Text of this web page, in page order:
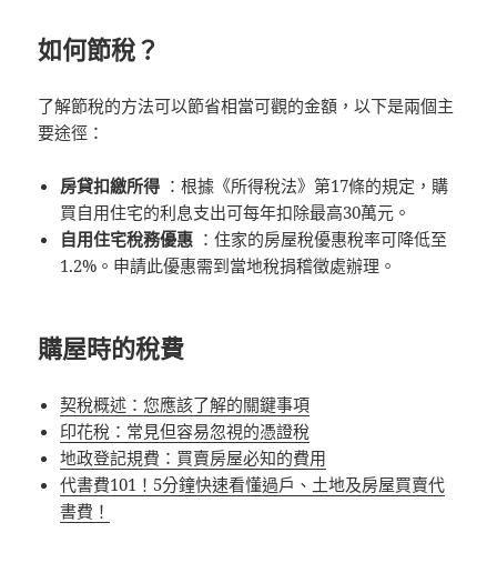
如何節稅？
了解節稅的方法可以節省相當可觀的金額，以下是兩個主
要途徑：
房貸扣繳所得 ：根據《所得稅法》第17條的規定，購
買自用住宅的利息支出可每年扣除最高30萬元。
自用住宅稅務優惠 ：住家的房屋稅優惠稅率可降低至
1.2%。申請此優惠需到當地稅捐稽徵處辦理。
購屋時的稅費
契稅概述：您應該了解的關鍵事項
印花稅：常見但容易忽視的憑證稅
地政登記規費：買賣房屋必知的費用
代書費101！5分鐘快速看懂過戶、土地及房屋買賣代
書費！